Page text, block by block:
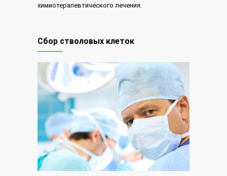
химиотерапевтического лечения.
Сбор стволовых клеток